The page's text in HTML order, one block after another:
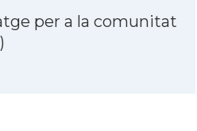
per a la comunitat